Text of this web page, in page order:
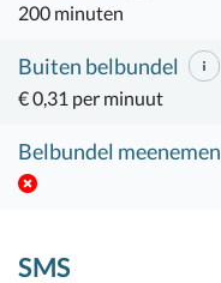
200 minuten
Buiten belbundel
€ 0,31 per minuut
Belbundel meenemen
SMS